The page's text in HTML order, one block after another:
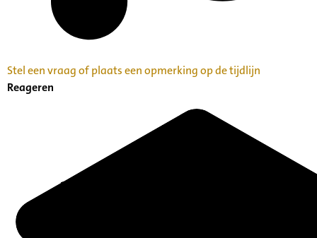
Stel een vraag of plaats een opmerking op de tijdlijn
Reageren